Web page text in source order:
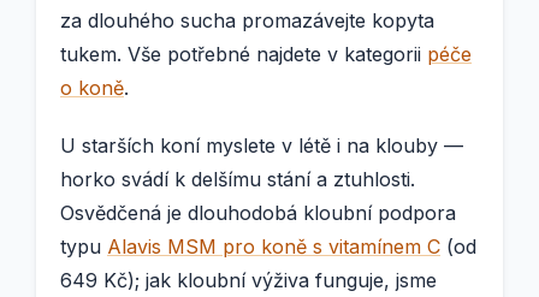
za dlouhého sucha promazávejte kopyta
tukem. Vše potřebné najdete v kategorii péče
o koně.
U starších koní myslete v létě i na klouby —
horko svádí k delšímu stání a ztuhlosti.
Osvědčená je dlouhodobá kloubní podpora
typu Alavis MSM pro koně s vitamínem C (od
649 Kč); jak kloubní výživa funguje, jsme